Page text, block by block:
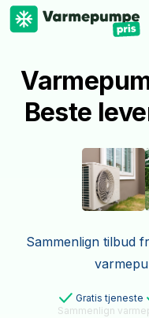
Beste
Sammenlign tilbud
Gratis tjeneste
Sammenlign